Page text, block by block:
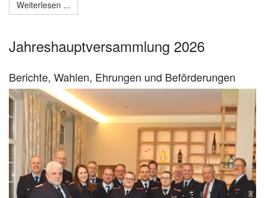
Weiterlesen ...
Jahreshauptversammlung 2026
Berichte, Wahlen, Ehrungen und Beförderungen